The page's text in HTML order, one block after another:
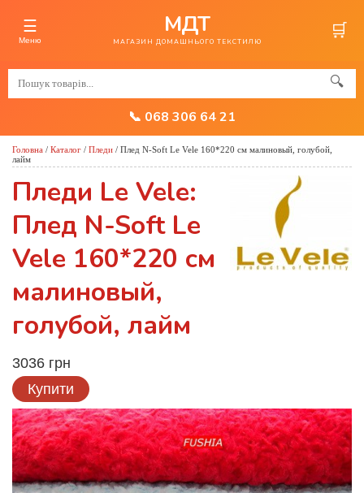
☰
Меню
МДТ
МАГАЗИН ДОМАШНЬОГО ТЕКСТИЛЮ 🛒
🔍
📞 068 306 64 21
Головна / Каталог / Пледи / Плед N-Soft Le Vele 160*220 см малиновый, голубой,
лайм
Пледи Le Vele:
Плед N-Soft Le
Vele 160*220 см
малиновый,
голубой, лайм
3036 грн
Купити